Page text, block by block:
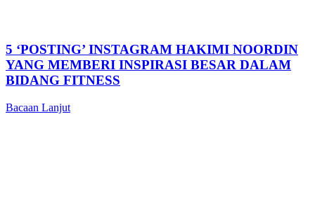
5 ‘POSTING’ INSTAGRAM HAKIMI NOORDIN
YANG MEMBERI INSPIRASI BESAR DALAM
BIDANG FITNESS
Bacaan Lanjut